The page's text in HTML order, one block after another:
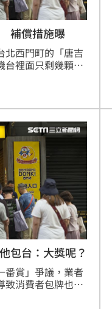
補償措施曝
北西門町的「唐吉
台裡面只剩幾顆，
，原來大獎根本
波活動所有消費者
」，消費者皆可
西門店兌換。
包台：大獎呢？
番賞」爭議，業者
致消費者包牌也抽